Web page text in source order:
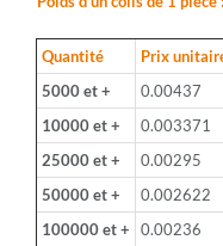
-
Tol.:
1%
-
1/
S
-
Quantité Prix
5000 et +
0.00437
10000 et +
0.003371
25000 et +
0.00295
50000 et +
0.002622
100000 et +
0.00236